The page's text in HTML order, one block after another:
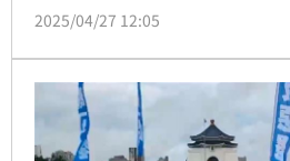
辦方更宣稱現場破20萬人。資深
關」。
2025/04/27 12:05